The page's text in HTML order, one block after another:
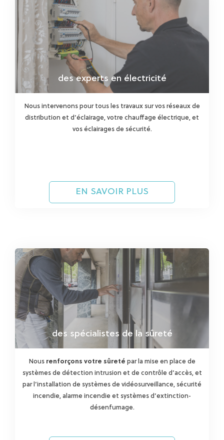
des experts en électricité
Nous intervenons pour tous les travaux sur vos réseaux de
distribution et d’éclairage, votre chauffage électrique, et
vos éclairages de sécurité.
EN SAVOIR PLUS
des spécialistes de la sûreté
Nous renforçons votre sûreté par la mise en place de
systèmes de détection intrusion et de contrôle d’accès, et
par l’installation de systèmes de vidéosurveillance, sécurité
incendie, alarme incendie et systèmes d’extinction-
désenfumage.